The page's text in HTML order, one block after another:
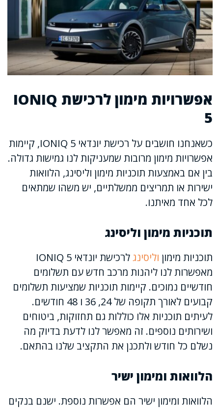
אפשרויות מימון לרכישת IONIQ
5
כשאנחנו חושבים על רכישת יונדאי IONIQ 5, קיימות
אפשרויות מימון מרובות שמעניקות לנו גמישות גדולה.
בין אם באמצעות תוכניות מימון וליסינג, הלוואות
ישירות או תמריצים ממשלתיים, יש משהו שמתאים
לכל אחד מאיתנו.
תוכניות מימון וליסינג
תוכניות מימון וליסינג
לרכישת יונדאי IONIQ 5
מאפשרות לנו ליהנות מרכב חדש עם תשלומים
חודשיים נמוכים. קיימות תוכניות שמציעות תשלומים
קבועים לאורך תקופה של 24, 36 ו 48 חודשים.
לעיתים תוכניות אלו כוללות גם תחזוקות, ביטוחים
ושירותים נוספים. זה מאפשר לנו לדעת בדיוק מה
נשלם כל חודש ולתכנן את התקציב שלנו בהתאם.
הלוואות ומימון ישיר
הלוואות ומימון ישיר הם אפשרות נוספת. ישנם בנקים